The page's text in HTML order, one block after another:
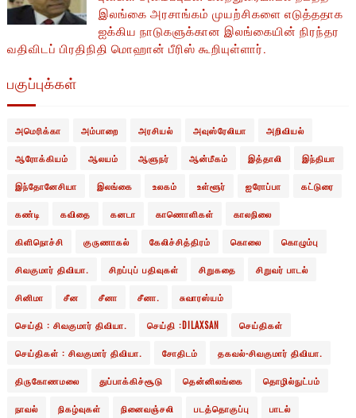
இலங்கை அரசாங்கம் முயற்சிகளை எடுத்ததாக
ஐக்கிய நாடுகளுக்கான இலங்கையின் நிரந்தர
வதிவிடப் பிரதிநிதி மொஹான் பீரிஸ் கூறியுள்ளார்.
பகுப்புக்கள்
அமெரிக்கா அம்பாறை அரசியல் அவுஸ்ரேலியா அறிவியல்
ஆரோக்கியம் ஆலயம் ஆளுநர் ஆன்மீகம் இத்தாலி இந்தியா
இந்தோனேசியா இலங்கை உலகம் உள்ளூர் ஐரோப்பா கட்டுரை
கண்டி கவிதை கனடா காணொளிகள் காலநிலை
கிளிநொச்சி குருணாகல் கேலிச்சித்திரம் கொலை கொழும்பு
சிவகுமார் திவியா. சிறப்புப் பதிவுகள் சிறுகதை சிறுவர் பாடல்
சினிமா சீன சீனா சீனா. சுவாரஸ்யம்
செய்தி : சிவகுமார் திவியா. செய்தி :DILAXSAN செய்திகள்
செய்திகள் : சிவகுமார் திவியா. சோதிடம் தகவல்-சிவகுமார் திவியா.
திருகோணமலை துப்பாக்கிச்சூடு தென்னிலங்கை தொழில்நுட்பம்
நாவல் நிகழ்வுகள் நினைவஞ்சலி படத்தொகுப்பு பாடல்